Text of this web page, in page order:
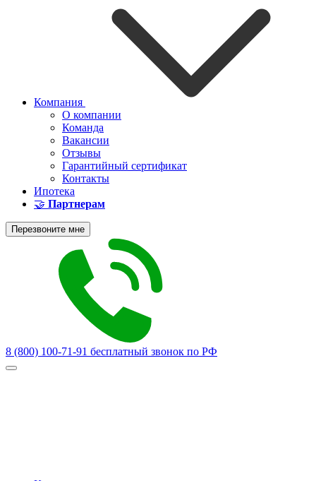
Компания
О компании
Команда
Вакансии
Отзывы
Гарантийный сертификат
Контакты
Ипотека
🤝 Партнерам
Перезвоните мне
8 (800) 100-71-91 бесплатный звонок по РФ